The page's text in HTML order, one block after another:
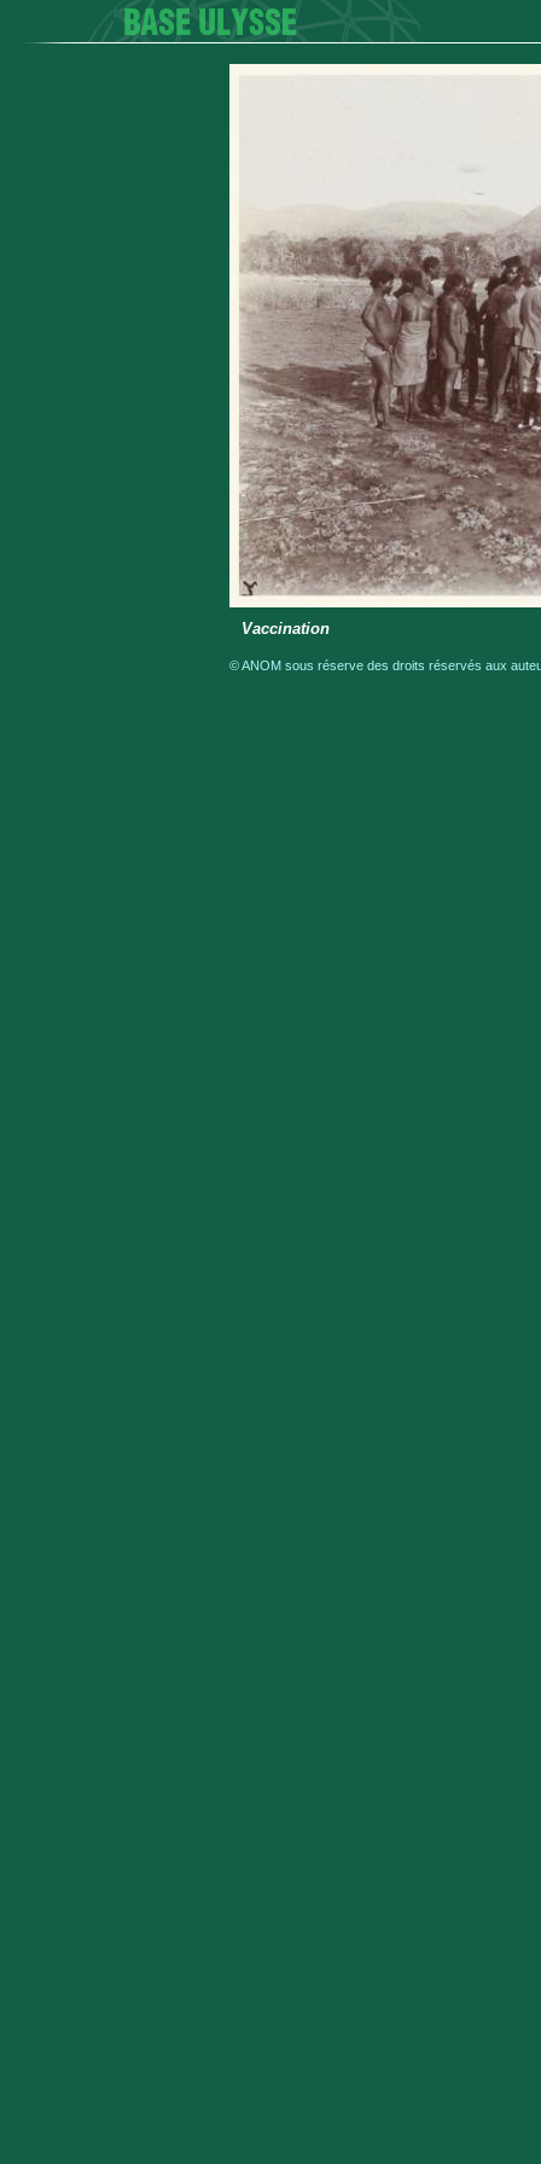
Vaccination
© ANOM sous réserve des droits réservés aux